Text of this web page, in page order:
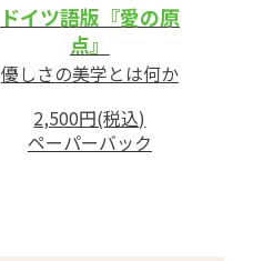
ドイツ語版『愛の原
点』
優しさの美学とは何か
2,500円(税込)
ペーパーバック